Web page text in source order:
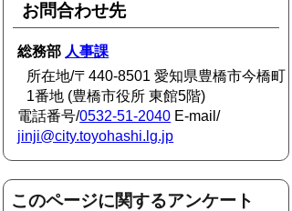
お問合わせ先
総務部 人事課
所在地/〒440-8501 愛知県豊橋市今橋町
1番地 (豊橋市役所 東館5階)
電話番号/0532-51-2040 E-mail/
jinji@city.toyohashi.lg.jp
このページに関するアンケート